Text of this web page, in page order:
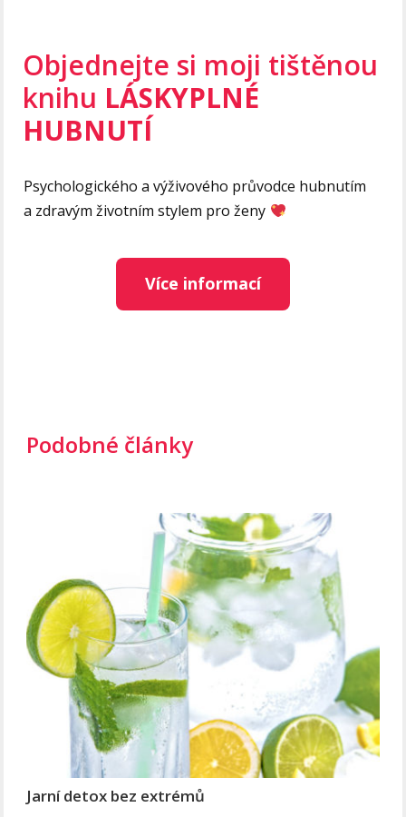
Objednejte si moji tištěnou
knihu LÁSKYPLNÉ
HUBNUTÍ
Psychologického a výživového průvodce hubnutím
a zdravým životním stylem pro ženy
Více informací
Podobné články
Jarní detox bez extrémů